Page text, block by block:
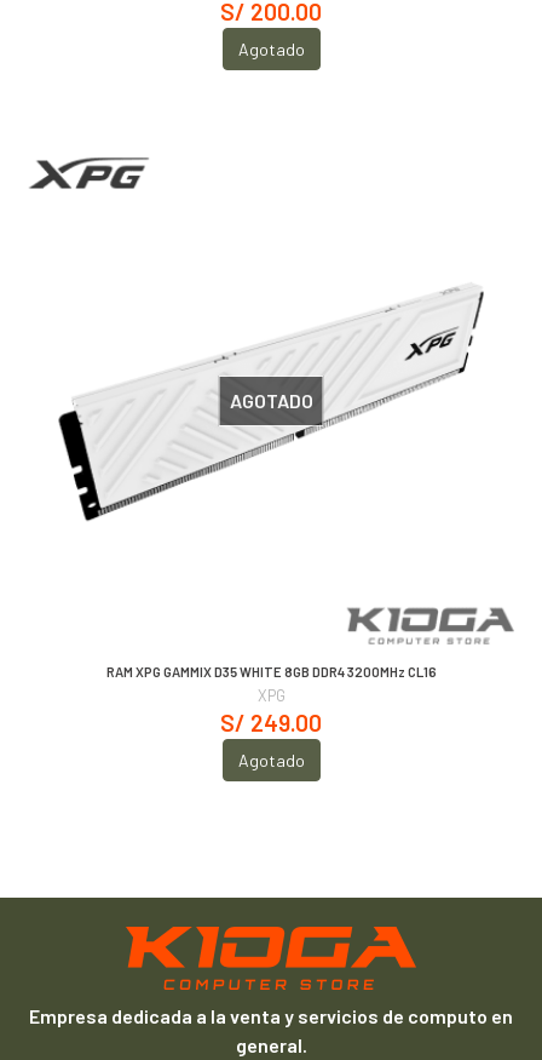
S/ 200.00
Agotado
AGOTADO
RAM XPG GAMMIX D35 WHITE 8GB DDR4 3200MHz CL16
XPG
S/ 249.00
Agotado
Empresa dedicada a la venta y servicios de computo en
general.